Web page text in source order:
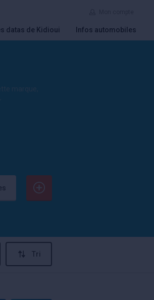
datas de Kidioui Infos automobiles
marque,
Tri